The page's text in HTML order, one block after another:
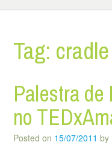
Tag:
Palestra
no
Posted on 15/07/2011 by